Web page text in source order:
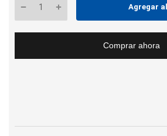
Agregar
Comprar ahora